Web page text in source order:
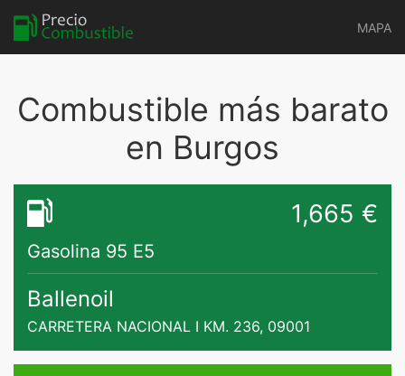
MAPA
Combustible más barato
en Burgos
1,665 €
Gasolina 95 E5
Ballenoil
CARRETERA NACIONAL I KM. 236, 09001